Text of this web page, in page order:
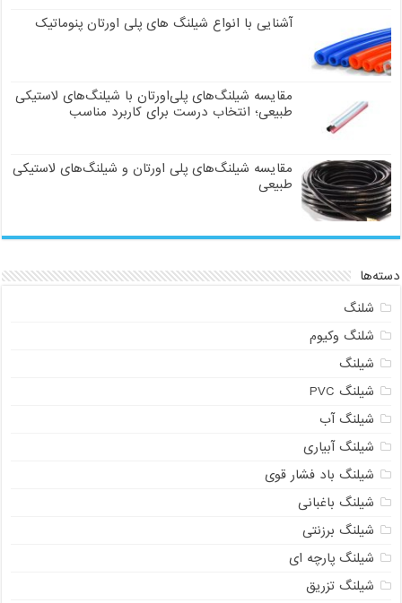
آشنایی با انواع شیلنگ های پلی اورتان پنوماتیک
مقایسه شیلنگ‌های پلی‌اورتان با شیلنگ‌های لاستیکی
طبیعی؛ انتخاب درست برای کاربرد مناسب
مقایسه شیلنگ‌های پلی اورتان و شیلنگ‌های لاستیکی
طبیعی
دسته‌ها
شلنگ
شلنگ وکیوم
شیلنگ
شیلنگ PVC
شیلنگ آب
شیلنگ آبیاری
شیلنگ باد فشار قوی
شیلنگ باغبانی
شیلنگ برزنتی
شیلنگ پارچه‌ ای
شیلنگ تزریق